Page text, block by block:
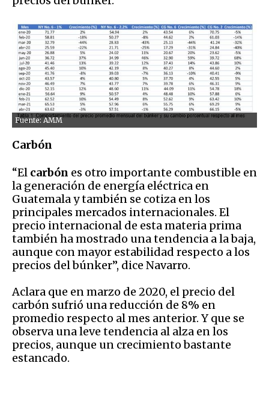
Fuente: AMM
Carbón
“El carbón es otro importante combustible en
la generación de energía eléctrica en
Guatemala y también se cotiza en los
principales mercados internacionales. El
precio internacional de esta materia prima
también ha mostrado una tendencia a la baja,
aunque con mayor estabilidad respecto a los
precios del búnker”, dice Navarro.
Aclara que en marzo de 2020, el precio del
carbón sufrió una reducción de 8% en
promedio respecto al mes anterior. Y que se
observa una leve tendencia al alza en los
precios, aunque un crecimiento bastante
estancado.